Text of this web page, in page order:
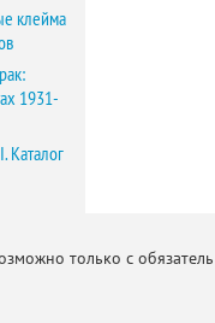
клейма
1931-
Каталог
только с